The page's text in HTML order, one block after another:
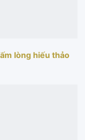
lòng hiếu thảo